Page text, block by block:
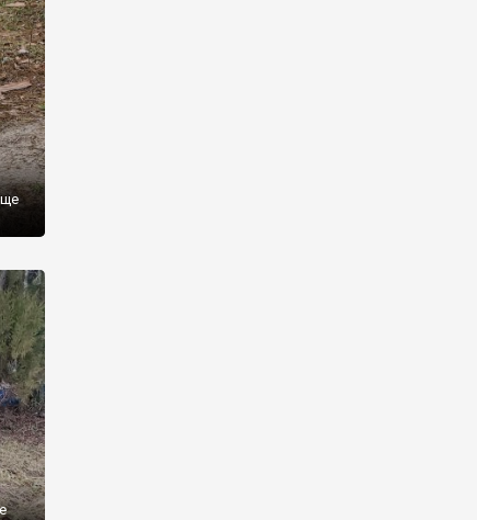
у